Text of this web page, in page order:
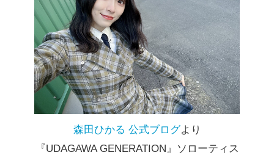
森田ひかる 公式ブログより
『UDAGAWA GENERATION』ソローティス